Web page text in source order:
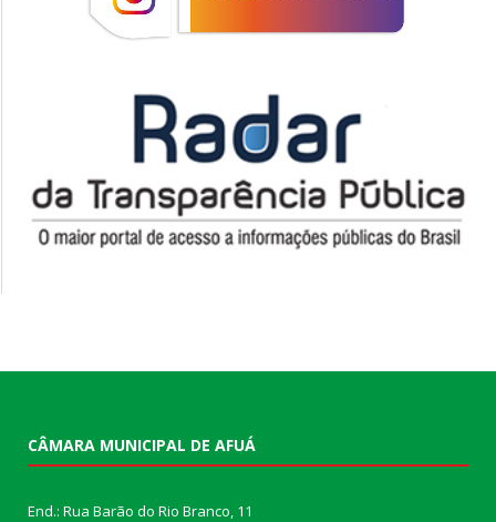
CÂMARA MUNICIPAL DE AFUÁ
End.: Rua Barão do Rio Branco, 11